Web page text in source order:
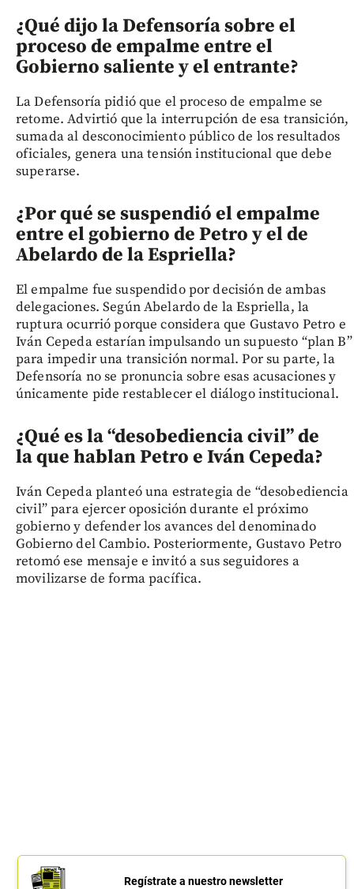
¿Qué dijo la Defensoría sobre el
proceso de empalme entre el
Gobierno saliente y el entrante?
La Defensoría pidió que el proceso de empalme se
retome. Advirtió que la interrupción de esa transición,
sumada al desconocimiento público de los resultados
oficiales, genera una tensión institucional que debe
superarse.
¿Por qué se suspendió el empalme
entre el gobierno de Petro y el de
Abelardo de la Espriella?
El empalme fue suspendido por decisión de ambas
delegaciones. Según Abelardo de la Espriella, la
ruptura ocurrió porque considera que Gustavo Petro e
Iván Cepeda estarían impulsando un supuesto “plan B”
para impedir una transición normal. Por su parte, la
Defensoría no se pronuncia sobre esas acusaciones y
únicamente pide restablecer el diálogo institucional.
¿Qué es la “desobediencia civil” de
la que hablan Petro e Iván Cepeda?
Iván Cepeda planteó una estrategia de “desobediencia
civil” para ejercer oposición durante el próximo
gobierno y defender los avances del denominado
Gobierno del Cambio. Posteriormente, Gustavo Petro
retomó ese mensaje e invitó a sus seguidores a
movilizarse de forma pacífica.
Regístrate a nuestro newsletter